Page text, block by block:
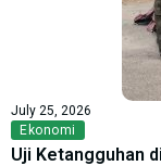
July 25, 2026
Ekonomi
Uji Ketangguhan